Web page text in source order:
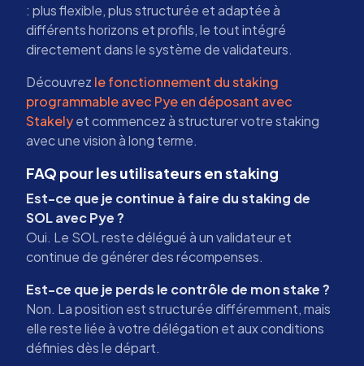
: plus flexible, plus structurée et adaptée à
différents horizons et profils, le tout intégré
directement dans le système de validateurs.
Découvrez le fonctionnement du staking
programmable avec Pye en déposant avec
Stakelyet commencez à structurer votre staking
avec une vision à long terme.
FAQ pour les utilisateurs en staking
Est-ce que je continue à faire du staking de
SOL avec Pye ?
Oui. Le SOL reste délégué à un validateur et
continue de générer des récompenses.
Est-ce que je perds le contrôle de mon stake ?
Non. La position est structurée différemment, mais
elle reste liée à votre délégation et aux conditions
définies dès le départ.